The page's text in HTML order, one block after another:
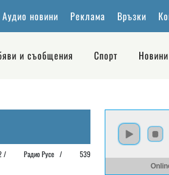
Аудио новини Реклама Връзки
и съобщения Спорт Новини
/ Радио Русе / 539